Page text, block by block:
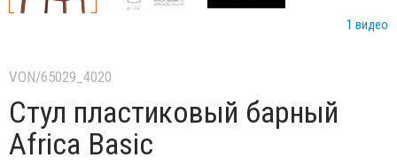
1 видео
VON/65029_4020
Стул пластиковый барный
Africa Basic